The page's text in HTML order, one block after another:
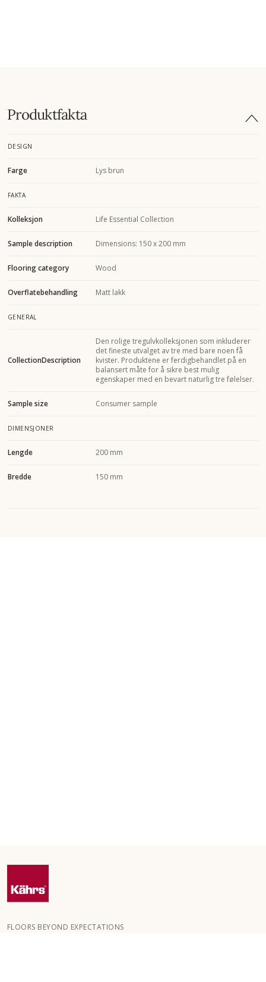
Produktfakta
DESIGN
Farge Lys brun
FAKTA
Kolleksjon Life Essential Collection
Sample description Dimensions: 150 x 200 mm
Flooring category Wood
Overflatebehandling Matt lakk
GENERAL
CollectionDescription
Den rolige tregulvkolleksjonen som inkluderer
det fineste utvalget av tre med bare noen få
kvister. Produktene er ferdigbehandlet på en
balansert måte for å sikre best mulig
egenskaper med en bevart naturlig tre følelser.
Sample size Consumer sample
DIMENSJONER
Lengde 200 mm
Bredde 150 mm
FLOORS BEYOND EXPECTATIONS